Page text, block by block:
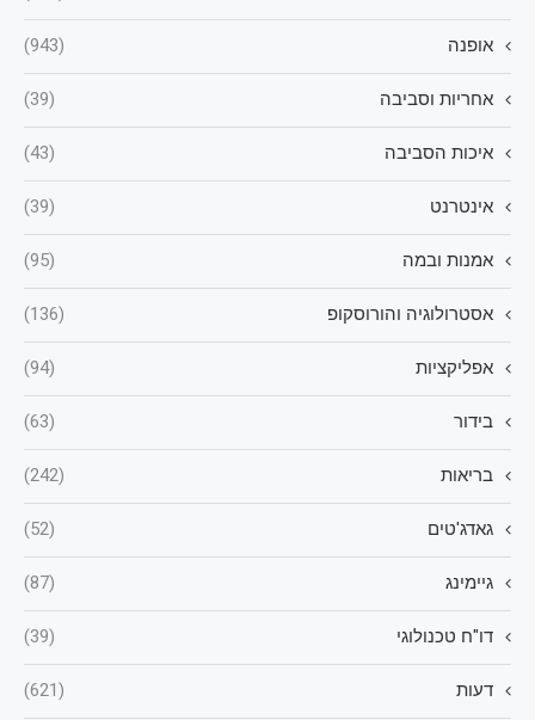
אופנה (943)
אחריות וסביבה (39)
איכות הסביבה (43)
אינטרנט (39)
אמנות ובמה (95)
אסטרולוגיה והורוסקופ (136)
אפליקציות (94)
בידור (63)
בריאות (242)
גאדג'טים (52)
גיימינג (87)
דו"ח טכנולוגי (39)
דעות (621)